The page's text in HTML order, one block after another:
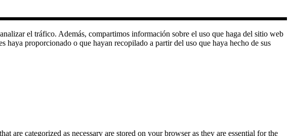
el tráfico. Además, compartimos información sobre el uso que haga del sitio web
proporcionado o que hayan recopilado a partir del uso que haya hecho de sus
are categorized as necessary are stored on your browser as they are essential for the